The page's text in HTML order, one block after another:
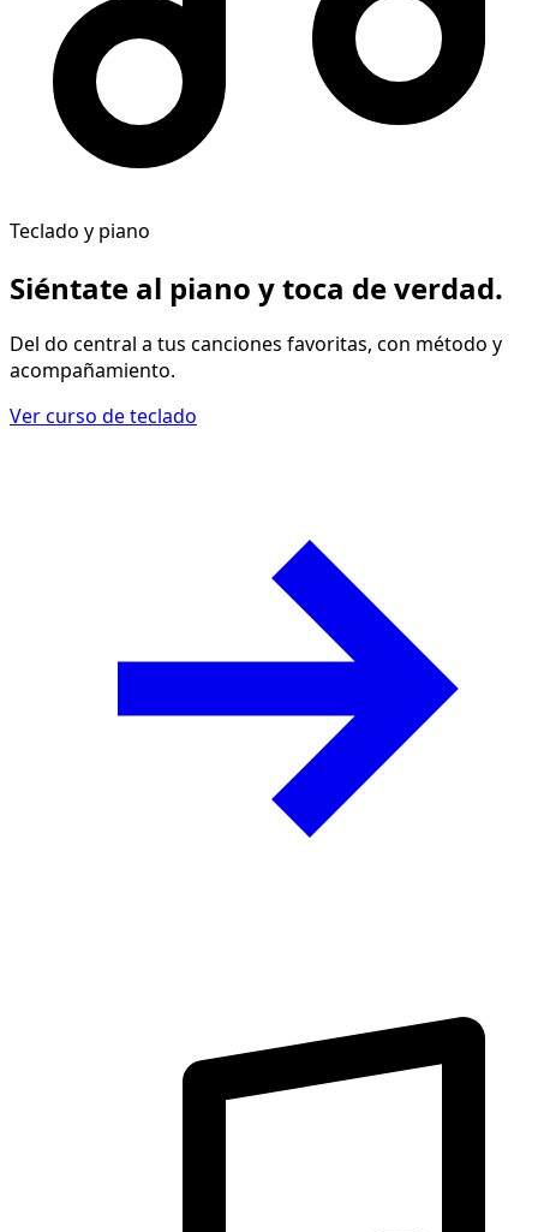
Teclado y piano
Siéntate al piano ytoca de verdad.
Del do central a tus canciones favoritas, con método y
acompañamiento.
Ver curso de teclado